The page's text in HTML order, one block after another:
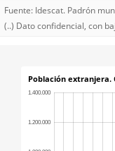
Fuente: Idescat. Padrón
(..) Dato confidencial, con